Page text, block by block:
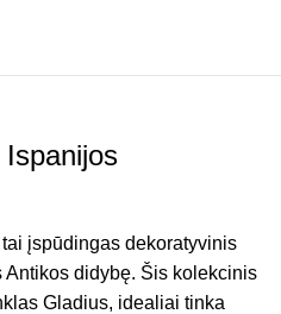
įspūdingas dekoratyvinis
Antikos didybę. Šis kolekcinis
Gladius, idealiai tinka